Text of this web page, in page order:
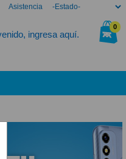
Asistencia
0
ingresa aquí.